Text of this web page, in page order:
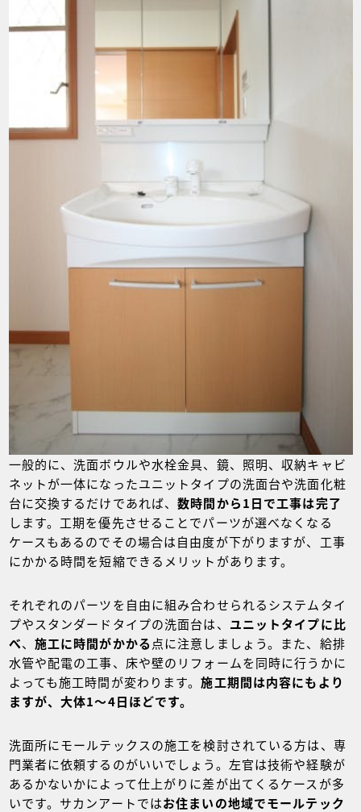
一般的に、洗面ボウルや水栓金具、鏡、照明、収納キャビ
ネットが一体になったユニットタイプの洗面台や洗面化粧
台に交換するだけであれば、数時間から1日で工事は完了
します。工期を優先させることでパーツが選べなくなる
ケースもあるのでその場合は自由度が下がりますが、工事
にかかる時間を短縮できるメリットがあります。
それぞれのパーツを自由に組み合わせられるシステムタイ
プやスタンダードタイプの洗面台は、 ユニットタイプに比
べ、 施工に時間がかかる 点に注意しましょう。また、給排
水管や配電の工事、床や壁のリフォームを同時に行うかに
よっても施工時間が変わります。施工期間は内容にもより
ますが、大体1～4日ほどです。
洗面所にモールテックスの施工を検討されている方は、専
門業者に依頼するのがいいでしょう。左官は技術や経験が
あるかないかによって仕上がりに差が出てくるケースが多
いです。サカンアートではお住まいの地域でモールテック